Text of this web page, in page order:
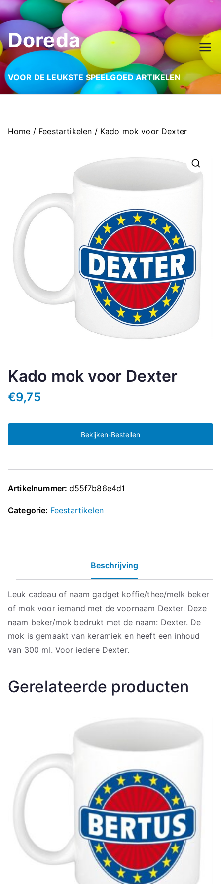
Ga
naar
de
inhoud
Doreda
VOOR DE LEUKSTE SPEELGOED ARTIKELEN
Home / Feestartikelen / Kado mok voor Dexter
Kado mok voor Dexter
€9,75
Bekijken-Bestellen
Artikelnummer:d55f7b86e4d1
Categorie: Feestartikelen
Beschrijving
Leuk cadeau of naam gadget koffie/thee/melk beker
of mok voor iemand met de voornaam Dexter. Deze
naam beker/mok bedrukt met de naam: Dexter. De
mok is gemaakt van keramiek en heeft een inhoud
van 300 ml. Voor iedere Dexter.
Gerelateerde producten